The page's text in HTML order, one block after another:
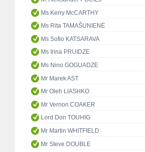
Ms Kerry McCARTHY
Ms Rita TAMAŠUNIENĖ
Ms Sofio KATSARAVA
Ms Irina PRUIDZE
Ms Nino GOGUADZE
Mr Marek AST
Mr Oleh LIASHKO
Mr Vernon COAKER
Lord Don TOUHIG
Mr Martin WHITFIELD
Mr Steve DOUBLE